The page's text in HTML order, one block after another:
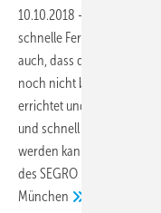
10.10.2018 -
schnelle Fertigstellung
auch, dass die
noch nicht bekannt sind.
errichtet und hinterher
und schnell angepasst
werden kann, zeigen der
des SEGRO Logistics
München